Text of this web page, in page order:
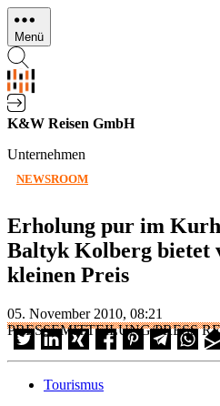
Direkt
zum
Inhalt
Menü
K&W Reisen GmbH
Unternehmen
NEWSROOM
Erholung pur im
Baltyk Kolberg bietet
kleinen Preis
05. November 2010, 08:21
PRESSEMITTEILUNG/PRESS
Tourismus